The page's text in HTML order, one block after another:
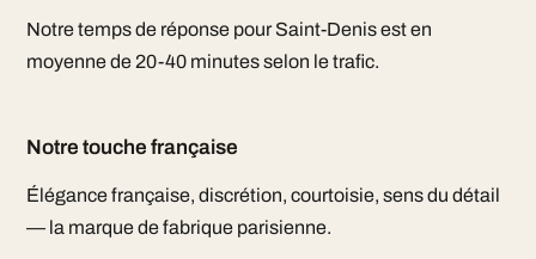
Notre temps de réponse pour Saint-Denis est en
moyenne de 20-40 minutes selon le trafic.
Notre touche française
Élégance française, discrétion, courtoisie, sens du détail
— la marque de fabrique parisienne.